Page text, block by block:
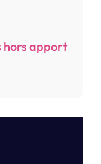
hors apport